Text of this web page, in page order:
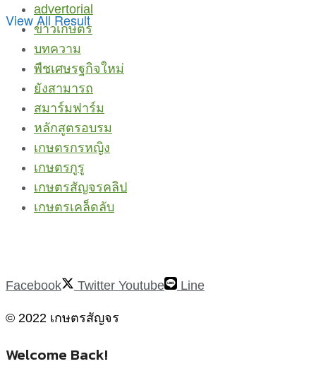
View All Result
advertorial
ข่าวเกษตร
บทความ
พืชเศษรฐกิจใหม่
ยังสามารถ
สมาร์มฟาร์ม
หลักสูตรอบรม
เกษตรกรหญิง
เกษตรกูรู
เกษตรสัญจรคลิป
เกษตรเคล็ดลับ
Facebook Twitter Youtube Line
© 2022 เกษตรสัญจร
Welcome Back!